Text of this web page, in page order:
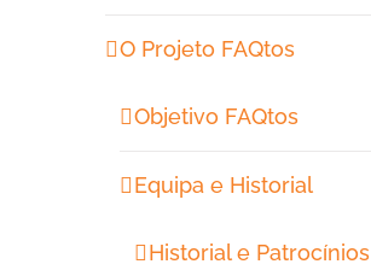
O Projeto FAQtos
Objetivo FAQtos
Equipa e Historial
Historial e Patrocínios